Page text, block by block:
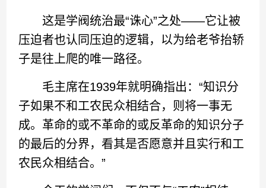
这是学阀统治最“诛心”之处——它让被
压迫者也认同压迫的逻辑，以为给老爷抬轿
子是往上爬的唯一路径。
毛主席在1939年就明确指出：“知识分
子如果不和工农民众相结合，则将一事无
成。革命的或不革命的或反革命的知识分子
的最后的分界，看其是否愿意并且实行和工
农民众相结合。”